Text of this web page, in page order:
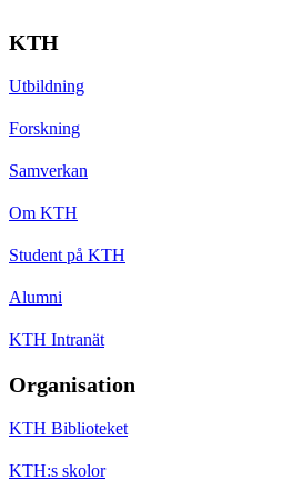
KTH
Utbildning
Forskning
Samverkan
Om KTH
Student på KTH
Alumni
KTH Intranät
Organisation
KTH Biblioteket
KTH:s skolor